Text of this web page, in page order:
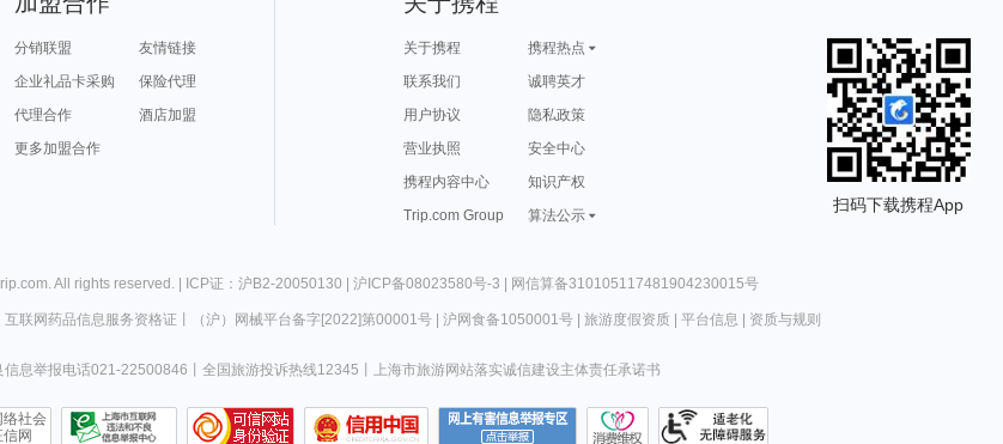
分销联盟
友情链接
企业礼品卡采购
保险代理
代理合作
酒店加盟
更多加盟合作
关于携程
携程热点
联系我们
诚聘英才
用户协议
隐私政策
营业执照
安全中心
携程内容中心
知识产权
Trip.com Group
算法公示
扫码下载携程App
. All rights reserved. | ICP证：沪B2-20050130 | 沪ICP备08023580号-3 | 网信算备310105117481904230015号
互联网药品信息服务资格证 （沪）网械平台备字[2022]第00001号| 沪网食备1050001号| 旅游度假资质| 平台信息 资质与规则
信息举报电话021-22500846 全国旅游投诉热线12345 上海市旅游网站落实诚信建设主体责任承诺书
络社会
信网